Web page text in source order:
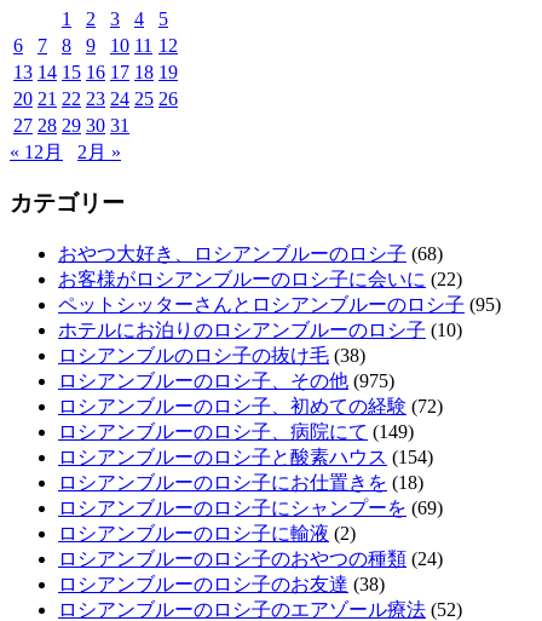
1 2 3 4
5
6
7 8 9 10 11 12
13 14 15 16 17 18 19
20 21 22 23 24 25 26
27 28 29 30 31
« 12月
2月 »
カテゴリー
おやつ大好き、ロシアンブルーのロシ子 (68)
お客様がロシアンブルーのロシ子に会いに (22)
ペットシッターさんとロシアンブルーのロシ子 (95)
ホテルにお泊りのロシアンブルーのロシ子 (10)
ロシアンブルのロシ子の抜け毛 (38)
ロシアンブルーのロシ子、その他 (975)
ロシアンブルーのロシ子、初めての経験 (72)
ロシアンブルーのロシ子、病院にて (149)
ロシアンブルーのロシ子と酸素ハウス (154)
ロシアンブルーのロシ子にお仕置きを (18)
ロシアンブルーのロシ子にシャンプーを (69)
ロシアンブルーのロシ子に輸液 (2)
ロシアンブルーのロシ子のおやつの種類 (24)
ロシアンブルーのロシ子のお友達 (38)
ロシアンブルーのロシ子のエアゾール療法 (52)